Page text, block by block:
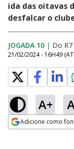
ida das oitavas
desfalcar o
JOGADA 10 | Do R7
21/02/2024 - 16H49
A+
Adicione como